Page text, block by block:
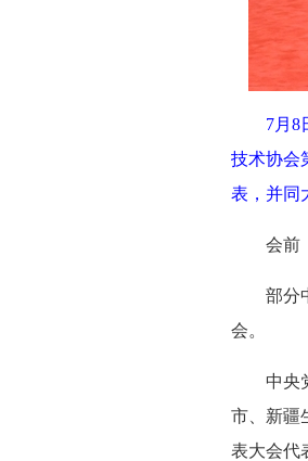
7月8
技术协会
表，并同
会前
部分
会。
中央
市、新疆
表大会代